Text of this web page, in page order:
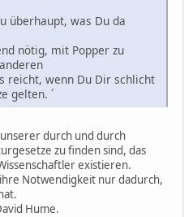
überhaupt, was Du da
nötig, mit Popper zu
reicht, wenn Du Dir schlicht
gelten. ´
unserer durch und durch
zu finden sind, das
existieren.
Notwendigkeit nur dadurch,
Hume.